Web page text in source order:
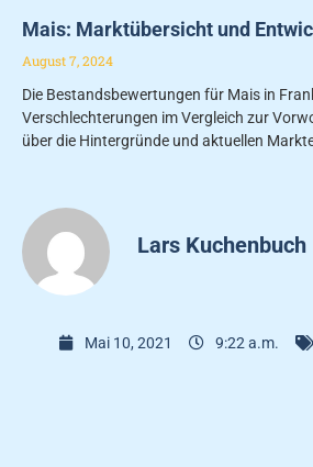
Mais: Marktübersicht und
August 7, 2024
Die Bestandsbewertungen für Mais in
Verschlechterungen im Vergleich zur
über die Hintergründe und aktuellen
Lars Kuchenbuch
Mai 10, 2021 9:22 a.m.